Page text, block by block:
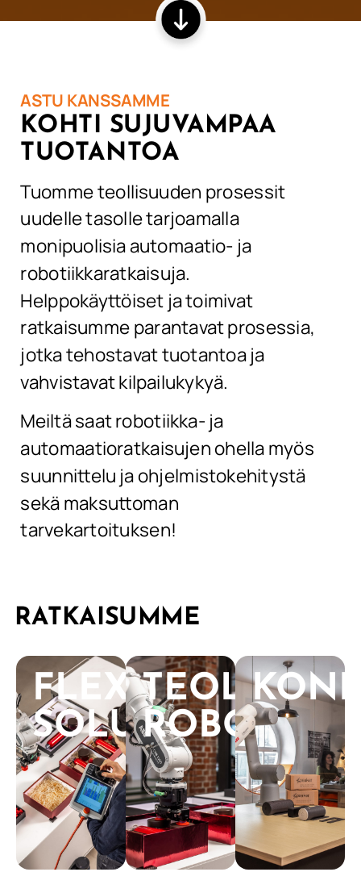
ASTU KANSSAMME
KOHTI SUJUVAMPAA
TUOTANTOA
Tuomme teollisuuden prosessit
uudelle tasolle tarjoamalla
monipuolisiaautomaatio- ja
robotiikkaratkaisuja.
Helppokäyttöiset ja toimivat
ratkaisumme parantavatprosessia,
jotka tehostavat tuotantoa ja
vahvistavat kilpailukykyä.
Meiltä saat robotiikka- ja
automaatioratkaisujen ohella myös
suunnittelu ja ohjelmistokehitystä
sekä maksuttoman
tarvekartoituksen!
RATKAISUMME
FLEXCELL-
SOLUOHJAIN
ROBOTIT